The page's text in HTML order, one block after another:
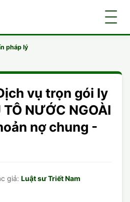
pháp lý
vụ trọn gói ly
NƯỚC NGOÀI
nợ chung -
giả:Luật sư Triết Nam